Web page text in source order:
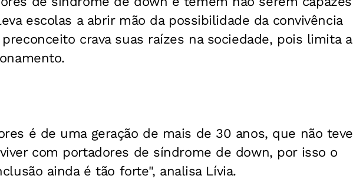
escolas a abrir mão da possibilidade da convivência
crava suas raízes na sociedade, pois limita a
é de uma geração de mais de 30 anos, que não teve
com portadores de síndrome de down, por isso o
ainda é tão forte", analisa Lívia.